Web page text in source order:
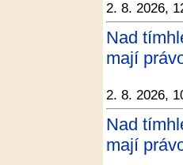
2. 8. 2026,
Nad
mají
2. 8. 2026,
Nad
mají